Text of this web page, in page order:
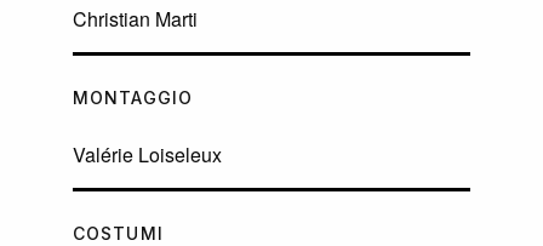
Christian Marti
MONTAGGIO
Valérie Loiseleux
COSTUMI